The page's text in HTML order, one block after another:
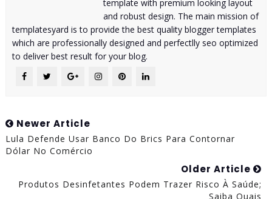
template with premium looking layout
and robust design. The main mission of
templatesyard is to provide the best quality blogger templates
which are professionally designed and perfectlly seo optimized
to deliver best result for your blog.
Newer Article
Lula Defende Usar Banco Do Brics Para Contornar
Dólar No Comércio
Older Article
Produtos Desinfetantes Podem Trazer Risco À Saúde;
Saiba Quais